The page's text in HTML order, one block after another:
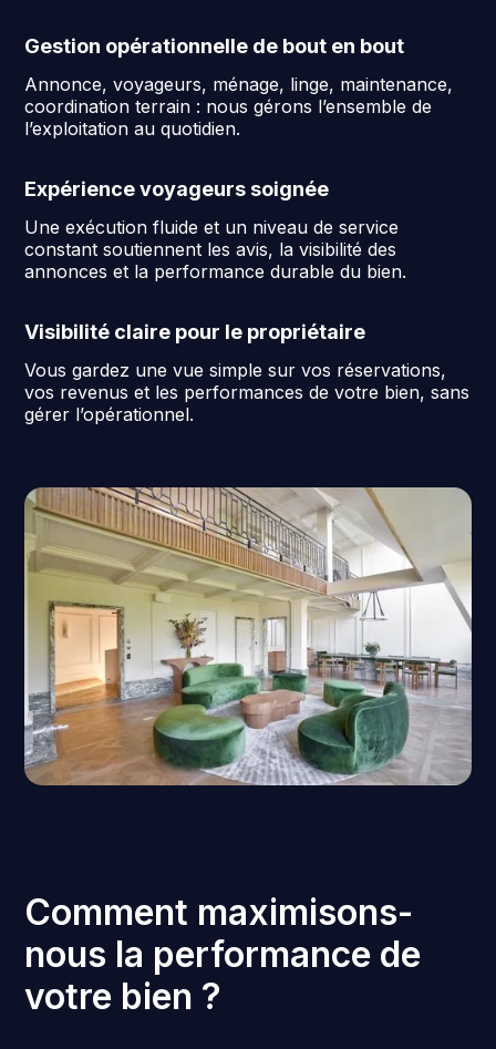
Gestion opérationnelle de bout en bout
Annonce, voyageurs, ménage, linge, maintenance,
coordination terrain : nous gérons l’ensemble de
l’exploitation au quotidien.
Expérience voyageurs soignée
Une exécution fluide et un niveau de service
constant soutiennent les avis, la visibilité des
annonces et la performance durable du bien.
Visibilité claire pour le propriétaire
Vous gardez une vue simple sur vos réservations,
vos revenus et les performances de votre bien, sans
gérer l’opérationnel.
Comment maximisons-
nous la performance de
votre bien ?